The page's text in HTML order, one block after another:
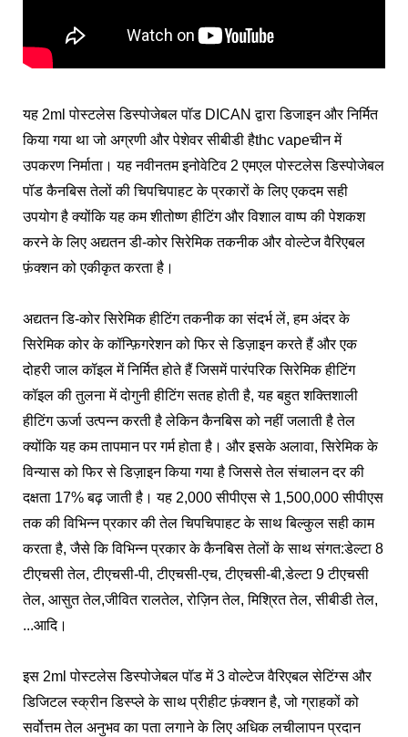
यह 2ml पोस्टलेस डिस्पोजेबल पॉड DICAN द्वारा डिजाइन और निर्मित
किया गया था जो अग्रणी और पेशेवर सीबीडी हैthc vapeचीन में
उपकरण निर्माता। यह नवीनतम इनोवेटिव 2 एमएल पोस्टलेस डिस्पोजेबल
पॉड कैनबिस तेलों की चिपचिपाहट के प्रकारों के लिए एकदम सही
उपयोग है क्योंकि यह कम शीतोष्ण हीटिंग और विशाल वाष्प की पेशकश
करने के लिए अद्यतन डी-कोर सिरेमिक तकनीक और वोल्टेज वैरिएबल
फ़ंक्शन को एकीकृत करता है।
अद्यतन डि-कोर सिरेमिक हीटिंग तकनीक का संदर्भ लें, हम अंदर के
सिरेमिक कोर के कॉन्फ़िगरेशन को फिर से डिज़ाइन करते हैं और एक
दोहरी जाल कॉइल में निर्मित होते हैं जिसमें पारंपरिक सिरेमिक हीटिंग
कॉइल की तुलना में दोगुनी हीटिंग सतह होती है, यह बहुत शक्तिशाली
हीटिंग ऊर्जा उत्पन्न करती है लेकिन कैनबिस को नहीं जलाती है तेल
क्योंकि यह कम तापमान पर गर्म होता है। और इसके अलावा, सिरेमिक के
विन्यास को फिर से डिज़ाइन किया गया है जिससे तेल संचालन दर की
दक्षता 17% बढ़ जाती है। यह 2,000 सीपीएस से 1,500,000 सीपीएस
तक की विभिन्न प्रकार की तेल चिपचिपाहट के साथ बिल्कुल सही काम
करता है, जैसे कि विभिन्न प्रकार के कैनबिस तेलों के साथ संगत:डेल्टा 8
टीएचसी तेल, टीएचसी-पी, टीएचसी-एच, टीएचसी-बी,डेल्टा 9 टीएचसी
तेल, आसुत तेल,जीवित रालतेल, रोज़िन तेल, मिश्रित तेल, सीबीडी तेल,
...आदि।
इस 2ml पोस्टलेस डिस्पोजेबल पॉड में 3 वोल्टेज वैरिएबल सेटिंग्स और
डिजिटल स्क्रीन डिस्प्ले के साथ प्रीहीट फ़ंक्शन है, जो ग्राहकों को
सर्वोत्तम तेल अनुभव का पता लगाने के लिए अधिक लचीलापन प्रदान